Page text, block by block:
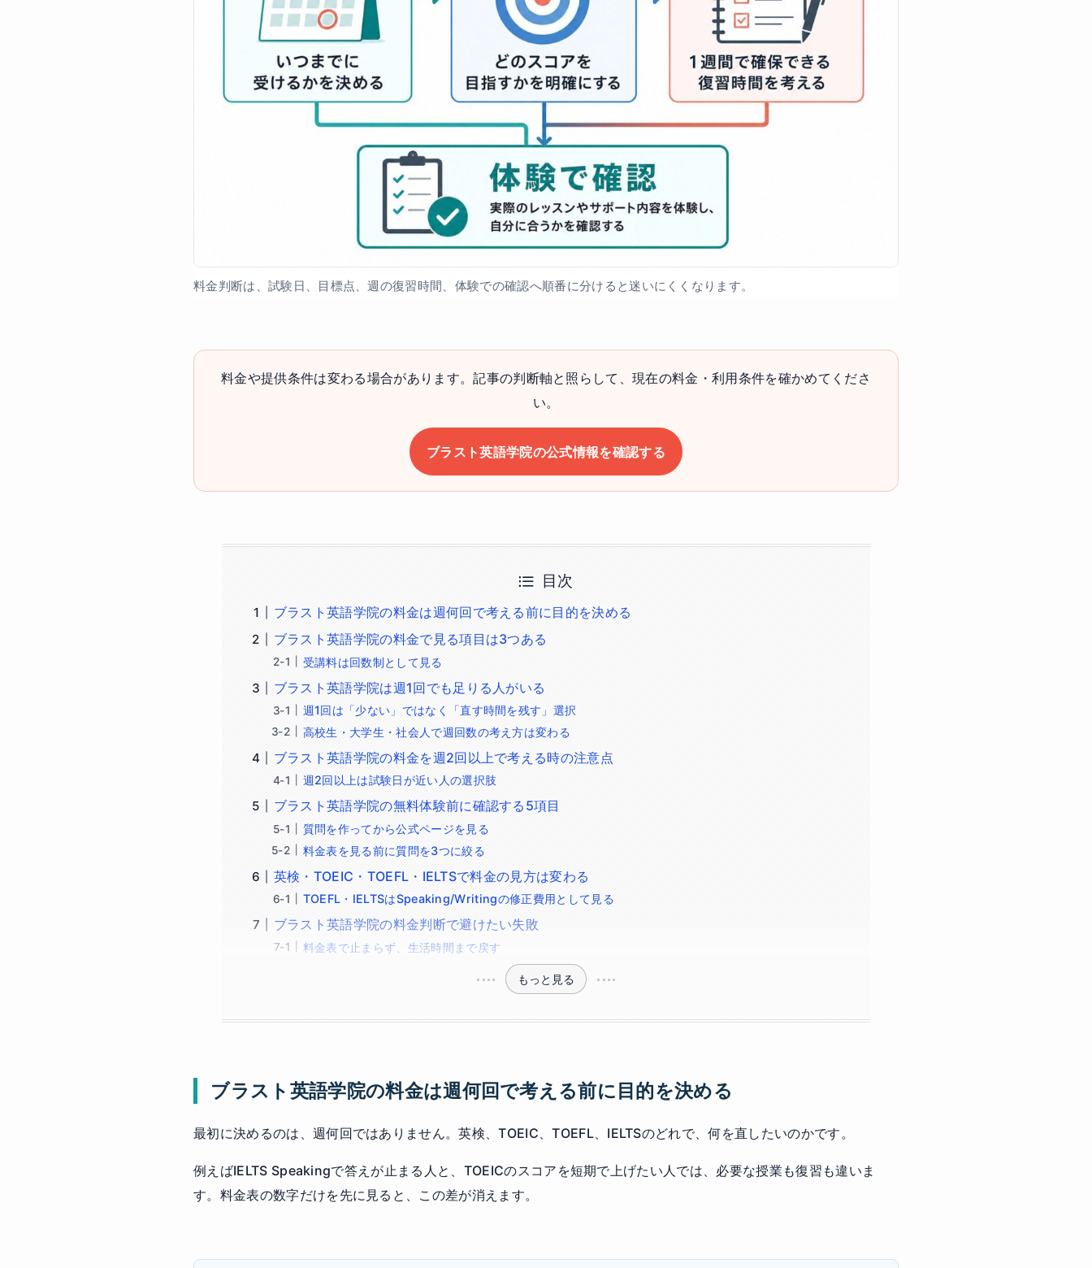
料金判断は、試験日、目標点、週の復習時間、体験での確認へ順番に分けると迷いにくくなります。
料金や提供条件は変わる場合があります。記事の判断軸と照らして、現在の料金・利用条件を確かめてくださ
い。
ブラスト英語学院の公式情報を確認する
目次
ブラスト英語学院の料金は週何回で考える前に目的を決める
ブラスト英語学院の料金で見る項目は3つある
受講料は回数制として見る
ブラスト英語学院は週1回でも足りる人がいる
週1回は「少ない」ではなく「直す時間を残す」選択
高校生・大学生・社会人で週回数の考え方は変わる
ブラスト英語学院の料金を週2回以上で考える時の注意点
週2回以上は試験日が近い人の選択肢
ブラスト英語学院の無料体験前に確認する5項目
質問を作ってから公式ページを見る
料金表を見る前に質問を3つに絞る
英検・TOEIC・TOEFL・IELTSで料金の見方は変わる
TOEFL・IELTSはSpeaking/Writingの修正費用として見る
ブラスト英語学院の料金判断で避けたい失敗
料金表で止まらず、生活時間まで戻す
もっと見る
ブラスト英語学院の料金は週何回で考える前に目的を決める
最初に決めるのは、週何回ではありません。英検、TOEIC、TOEFL、IELTSのどれで、何を直したいのかです。
例えばIELTS Speakingで答えが止まる人と、TOEICのスコアを短期で上げたい人では、必要な授業も復習も違いま
す。料金表の数字だけを先に見ると、この差が消えます。